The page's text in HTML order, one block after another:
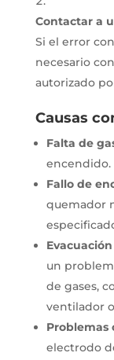
Contactar a
Si el error
necesario
autorizado
Causas
Falta de
encendido.
Fallo de
quemador
un
de gases,
ventilador
Problemas
electrodo